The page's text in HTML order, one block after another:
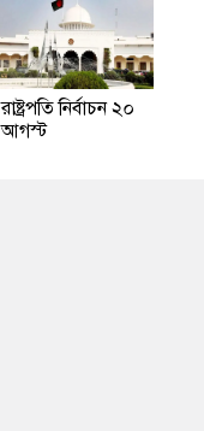
রাষ্ট্রপতি নির্বাচন ২০
আগস্ট